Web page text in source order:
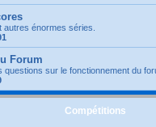
autres énormes séries.
Forum
questions sur le fonctionnement du
Compétitions